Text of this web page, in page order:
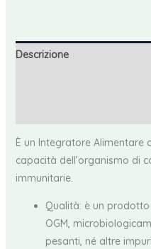
Chaga
Descrizione
È un Integratore Alimentare
capacità dell’organismo di
immunitarie.
Qualità: è un
OGM,
pesanti, né altre